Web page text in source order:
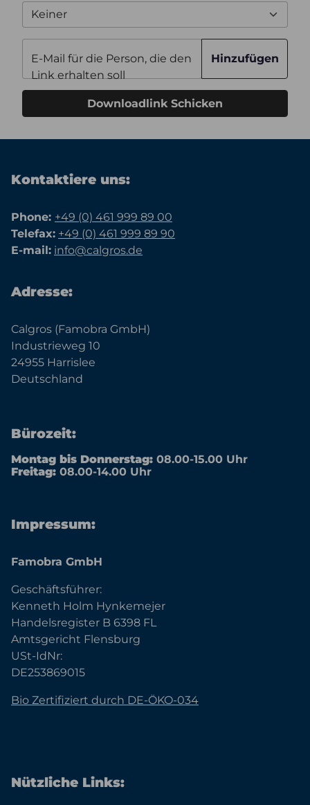
Keiner
E-Mail für die Person, die den
Link erhalten soll
Hinzufügen
Downloadlink Schicken
Kontaktiere uns:
Phone: +49 (0) 461 999 89 00
Telefax: +49 (0) 461 999 89 90
E-mail: info@calgros.de
Adresse:
Calgros (Famobra GmbH)
Industrieweg 10
24955 Harrislee
Deutschland
Bürozeit:
Montag bis Donnerstag: 08.00-15.00 Uhr
Freitag: 08.00-14.00 Uhr
Impressum:
Famobra GmbH
Geschäftsführer:
Kenneth Holm Hynkemejer
Handelsregister B 6398 FL
Amtsgericht Flensburg
USt-IdNr:
DE253869015
Bio Zertifiziert durch DE-ÖKO-034
Nützliche Links: